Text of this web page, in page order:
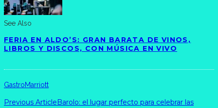
See Also
FERIA EN ALDO’S: GRAN BARATA DE VINOS,
LIBROS Y DISCOS, CON MÚSICA EN VIVO
GastroMarriott
Previous Article Barolo: el lugar perfecto para celebrar las